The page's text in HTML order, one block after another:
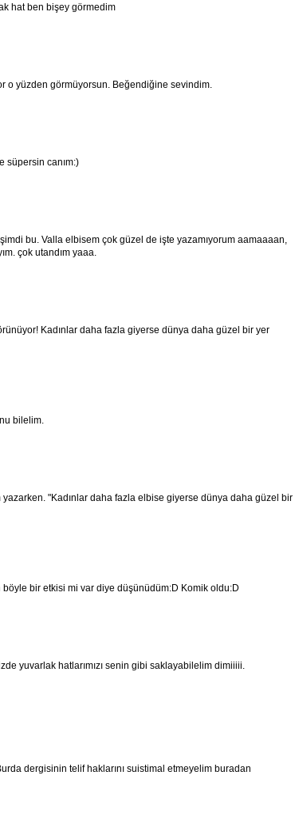
hat ben bişey görmedim
o yüzden görmüyorsun. Beğendiğine sevindim.
süpersin canım:)
bu. Valla elbisem çok güzel de işte yazamıyorum aamaaaan,
çok utandım yaaa.
Kadınlar daha fazla giyerse dünya daha güzel bir yer
bilelim.
"Kadınlar daha fazla elbise giyerse dünya daha güzel bir
bir etkisi mi var diye düşünüdüm:D Komik oldu:D
yuvarlak hatlarımızı senin gibi saklayabilelim dimiiiii.
dergisinin telif haklarını suistimal etmeyelim buradan